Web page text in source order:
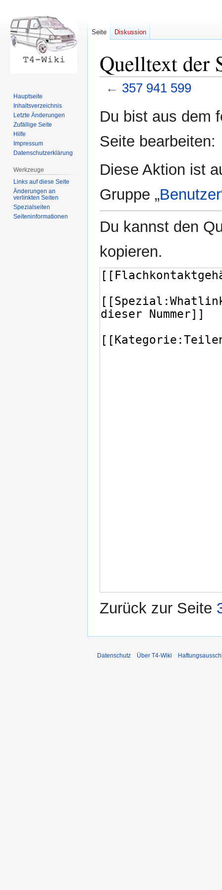
Quelltext der
← 357 941 599
Navigation
Suche
Du bist aus dem
Seite bearbeiten:
Diese Aktion ist
Gruppe „Benutzer
Du kannst den
kopieren.
Zurück zur Seite
Seite Diskussion
Hauptseite
Inhaltsverzeichnis
Letzte Änderungen
Zufällige Seite
Hilfe
Impressum
Datenschutzerklärung
Werkzeuge
Links auf diese Seite
Änderungen an
verlinkten Seiten
Spezialseiten
Seiten­informationen
Datenschutz Über T4-Wiki